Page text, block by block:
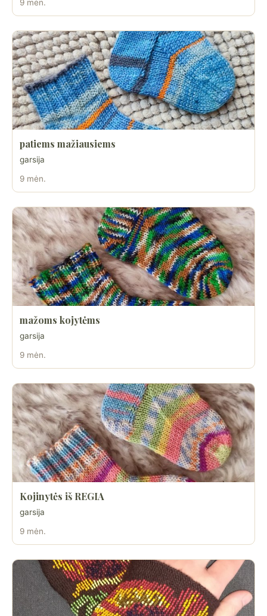
9 mėn.
patiems mažiausiems
garsija
9 mėn.
mažoms kojytėms
garsija
9 mėn.
Kojinytės iš REGIA
garsija
9 mėn.